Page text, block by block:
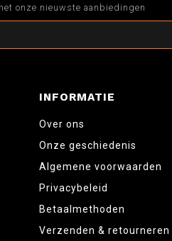
onze nieuwste aanbiedingen
INFORMATIE
Over ons
Onze geschiedenis
Algemene voorwaarden
Privacybeleid
Betaalmethoden
Verzenden & retourneren